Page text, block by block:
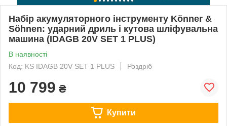
Набір акумуляторного інструменту Könner &
Söhnen: ударний дриль і кутова шліфувальна
машина (IDAGB 20V SET 1 PLUS)
В наявності
Код: KS IDAGB 20V SET 1 PLUS
Роздріб
10 799 ₴
Купити